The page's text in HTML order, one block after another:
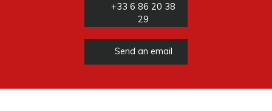
+33 6 86 20 38
29
Send an email